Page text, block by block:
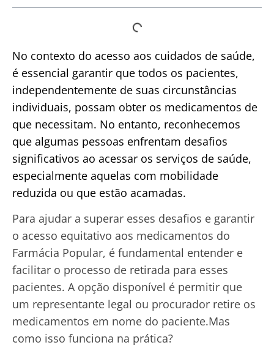
No contexto do acesso aos cuidados de saúde,
é essencial garantir que todos os pacientes,
independentemente de suas circunstâncias
individuais, possam obter os medicamentos de
que necessitam. No entanto, reconhecemos
que algumas pessoas enfrentam desafios
significativos ao acessar os serviços de saúde,
especialmente aquelas com mobilidade
reduzida ou que estão acamadas.
Para ajudar a superar esses desafios e garantir
o acesso equitativo aos medicamentos do
Farmácia Popular, é fundamental entender e
facilitar o processo de retirada para esses
pacientes. A opção disponível é permitir que
um representante legal ou procurador retire os
medicamentos em nome do paciente.Mas
como isso funciona na prática?